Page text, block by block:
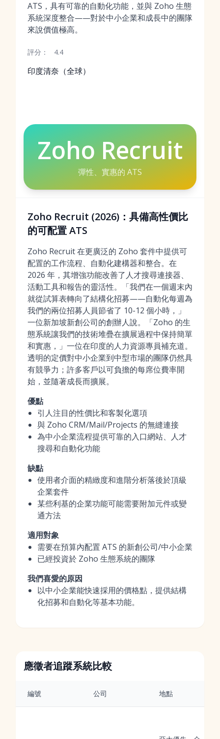
ATS，具有可靠的自動化功能，並與 Zoho 生態
系統深度整合——對於中小企業和成長中的團隊
來說價值極高。
評分： 4.4
印度清奈（全球）
Zoho Recruit
彈性、實惠的 ATS
Zoho Recruit (2026)：具備高性價比
的可配置 ATS
Zoho Recruit 在更廣泛的 Zoho 套件中提供可
配置的工作流程、自動化建構器和整合。在
2026 年，其增強功能改善了人才搜尋連接器、
活動工具和報告的靈活性。「我們在一個週末內
就從試算表轉向了結構化招募——自動化每週為
我們的兩位招募人員節省了 10-12 個小時，」
一位新加坡新創公司的創辦人說。「Zoho 的生
態系統讓我們的技術堆疊在擴展過程中保持簡單
和實惠，」一位在印度的人力資源專員補充道。
透明的定價對中小企業到中型市場的團隊仍然具
有競爭力；許多客戶以可負擔的每席位費率開
始，並隨著成長而擴展。
優點
引人注目的性價比和客製化選項
與 Zoho CRM/Mail/Projects 的無縫連接
為中小企業流程提供可靠的入口網站、人才
搜尋和自動化功能
缺點
使用者介面的精緻度和進階分析落後於頂級
企業套件
某些利基的企業功能可能需要附加元件或變
通方法
適用對象
需要在預算內配置 ATS 的新創公司/中小企業
已經投資於 Zoho 生態系統的團隊
我們喜愛的原因
以中小企業能快速採用的價格點，提供結構
化招募和自動化等基本功能。
應徵者追蹤系統比較
編號 公司 地點